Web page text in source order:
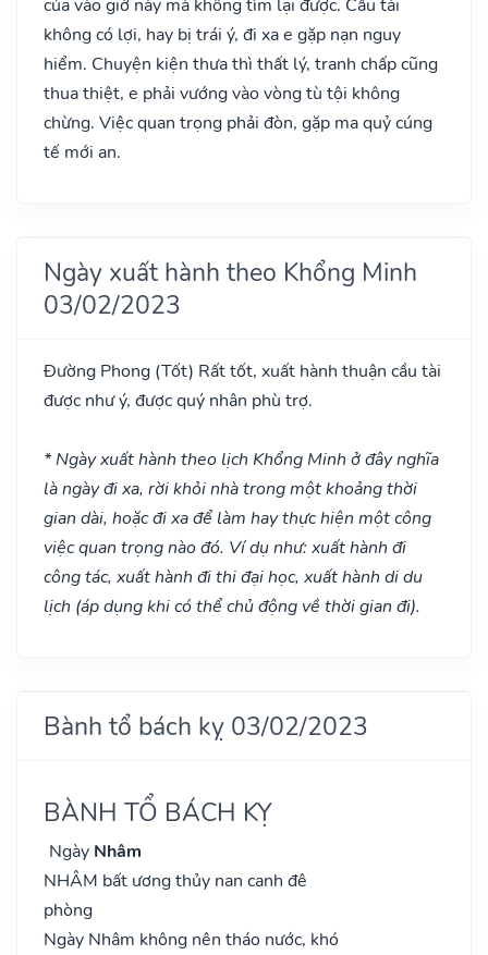
của vào giờ này mà không tìm lại được. Cầu tài
không có lợi, hay bị trái ý, đi xa e gặp nạn nguy
hiểm. Chuyện kiện thưa thì thất lý, tranh chấp cũng
thua thiệt, e phải vướng vào vòng tù tội không
chừng. Việc quan trọng phải đòn, gặp ma quỷ cúng
tế mới an.
Ngày xuất hành theo Khổng Minh
03/02/2023
Đường Phong (Tốt) Rất tốt, xuất hành thuận cầu tài
được như ý, được quý nhân phù trợ.
* Ngày xuất hành theo lịch Khổng Minh ở đây nghĩa
là ngày đi xa, rời khỏi nhà trong một khoảng thời
gian dài, hoặc đi xa để làm hay thực hiện một công
việc quan trọng nào đó. Ví dụ như: xuất hành đi
công tác, xuất hành đi thi đại học, xuất hành di du
lịch (áp dụng khi có thể chủ động về thời gian đi).
Bành tổ bách kỵ 03/02/2023
BÀNH TỔ BÁCH KỴ
Ngày Nhâm
NHÂM bất ương thủy nan canh đê
phòng
Ngày Nhâm không nên tháo nước, khó